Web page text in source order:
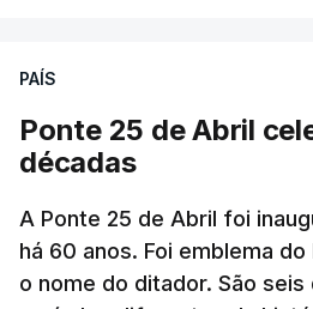
PAÍS
Ponte 25 de Abril
décadas
A Ponte 25 de Abril foi
há 60 anos. Foi emblema
o nome do ditador. São seis